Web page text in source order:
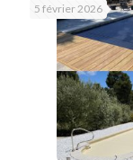
5 février 2026